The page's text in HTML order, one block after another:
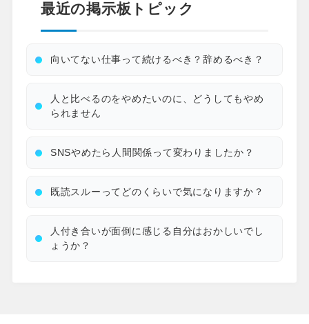
最近の掲示板トピック
向いてない仕事って続けるべき？辞めるべき？
人と比べるのをやめたいのに、どうしてもやめ
られません
SNSやめたら人間関係って変わりましたか？
既読スルーってどのくらいで気になりますか？
人付き合いが面倒に感じる自分はおかしいでし
ょうか？